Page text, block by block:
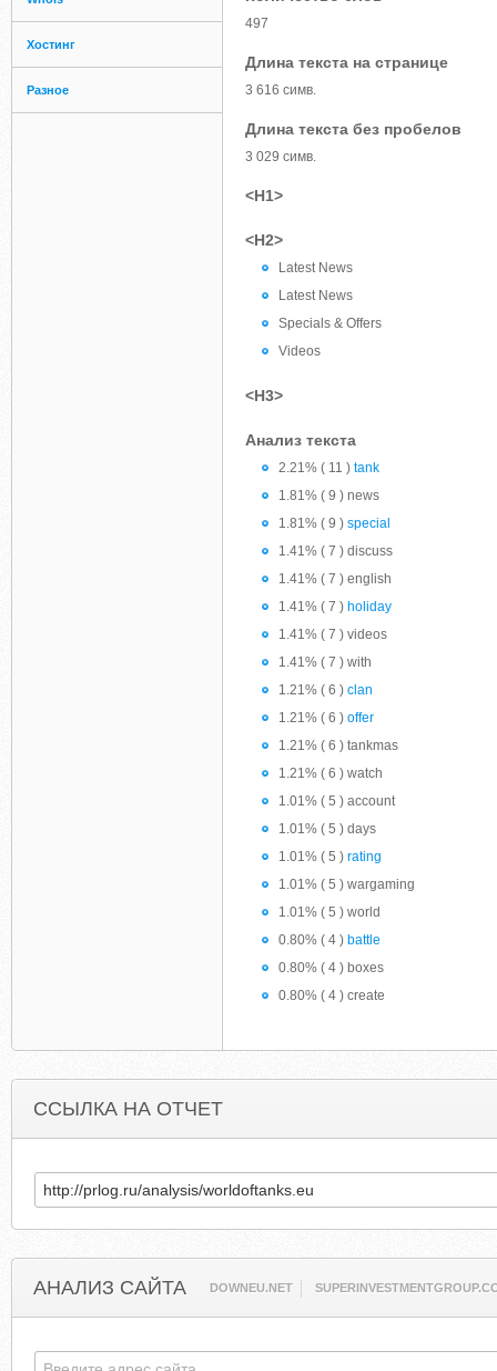
Хостинг
Разное
497
Длина текста на странице
3 616 симв.
Длина текста без пробелов
3 029 симв.
<H1>
<H2>
Latest News
Latest News
Specials & Offers
Videos
<H3>
Анализ текста
2.21% ( 11 ) tank
1.81% ( 9 ) news
1.81% ( 9 ) special
1.41% ( 7 ) discuss
1.41% ( 7 ) english
1.41% ( 7 ) holiday
1.41% ( 7 ) videos
1.41% ( 7 ) with
1.21% ( 6 ) clan
1.21% ( 6 ) offer
1.21% ( 6 ) tankmas
1.21% ( 6 ) watch
1.01% ( 5 ) account
1.01% ( 5 ) days
1.01% ( 5 ) rating
1.01% ( 5 ) wargaming
1.01% ( 5 ) world
0.80% ( 4 ) battle
0.80% ( 4 ) boxes
0.80% ( 4 ) create
ССЫЛКА НА ОТЧЕТ
АНАЛИЗ САЙТА DOWNEU.NET